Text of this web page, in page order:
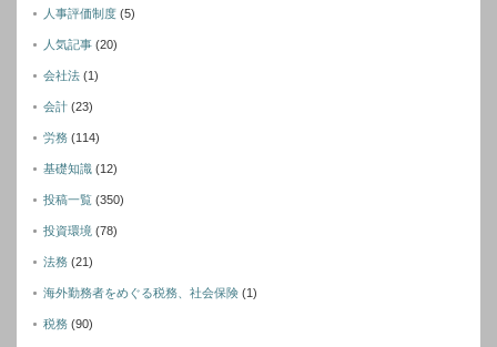
人事評価制度 (5)
人気記事 (20)
会社法 (1)
会計 (23)
労務 (114)
基礎知識 (12)
投稿一覧 (350)
投資環境 (78)
法務 (21)
海外勤務者をめぐる税務、社会保険 (1)
税務 (90)